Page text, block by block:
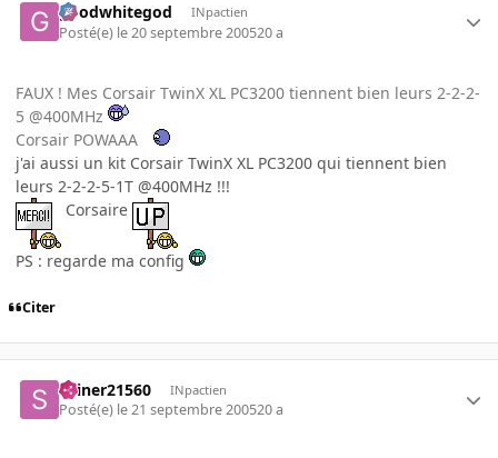
goodwhitegod INpactien
Posté(e) le 20 septembre 200520 a
FAUX ! Mes Corsair TwinX XL PC3200 tiennent bien leurs 2-2-2-
5 @400MHz
Corsair POWAAA
j'ai aussi un kit Corsair TwinX XL PC3200 qui tiennent bien
leurs 2-2-2-5-1T @400MHz !!!
Corsaire
PS : regarde ma config
Citer
skiner21560 INpactien
Posté(e) le 21 septembre 200520 a